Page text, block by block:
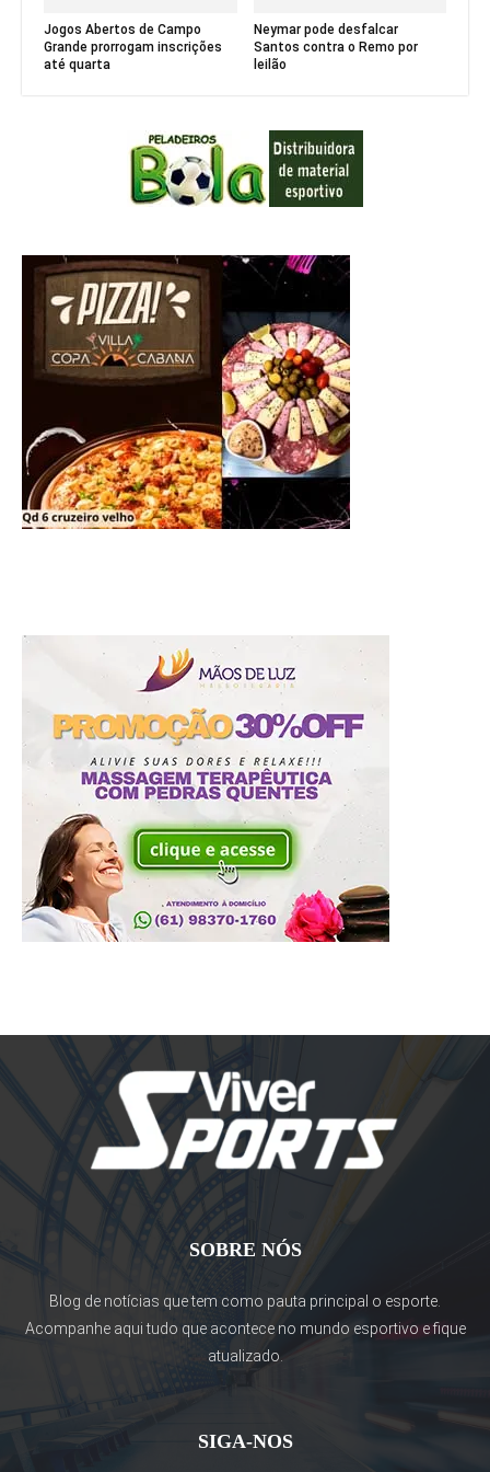
Jogos Abertos de Campo
Grande prorrogam inscrições
até quarta
Neymar pode desfalcar
Santos contra o Remo por
leilão
SOBRE NÓS
Blog de notícias que tem como pauta principal o esporte.
Acompanhe aqui tudo que acontece no mundo esportivo e fique
atualizado.
SIGA-NOS